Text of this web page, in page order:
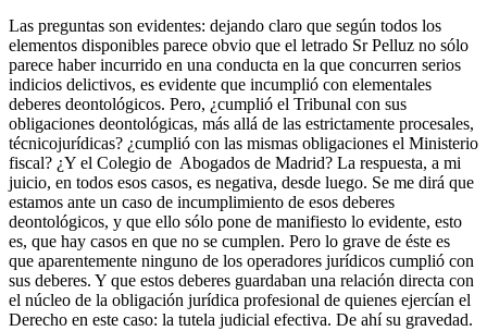
Las preguntas son evidentes: dejando claro que según todos los
elementos disponibles parece obvio que el letrado Sr Pelluz no sólo
parece haber incurrido en una conducta en la que concurren serios
indicios delictivos, es evidente que incumplió con elementales
deberes deontológicos. Pero, ¿cumplió el Tribunal con sus
obligaciones deontológicas, más allá de las estrictamente procesales,
técnicojurídicas? ¿cumplió con las mismas obligaciones el Ministerio
fiscal? ¿Y el Colegio de Abogados de Madrid? La respuesta, a mi
juicio, en todos esos casos, es negativa, desde luego. Se me dirá que
estamos ante un caso de incumplimiento de esos deberes
deontológicos, y que ello sólo pone de manifiesto lo evidente, esto
es, que hay casos en que no se cumplen. Pero lo grave de éste es
que aparentemente ninguno de los operadores jurídicos cumplió con
sus deberes. Y que estos deberes guardaban una relación directa con
el núcleo de la obligación jurídica profesional de quienes ejercían el
Derecho en este caso: la tutela judicial efectiva. De ahí su gravedad.